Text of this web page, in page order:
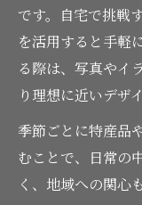
です。自宅で挑戦
を活用すると手軽
る際は、写真やイ
り理想に近いデザ
季節ごとに特産品
むことで、日常の
く、地域への関心